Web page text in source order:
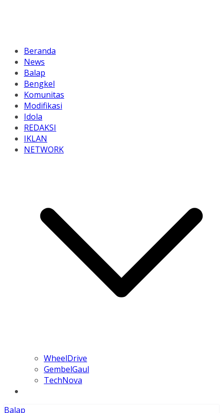
Beranda
News
Balap
Bengkel
Komunitas
Modifikasi
Idola
REDAKSI
IKLAN
NETWORK
WheelDrive
GembelGaul
TechNova
Balap